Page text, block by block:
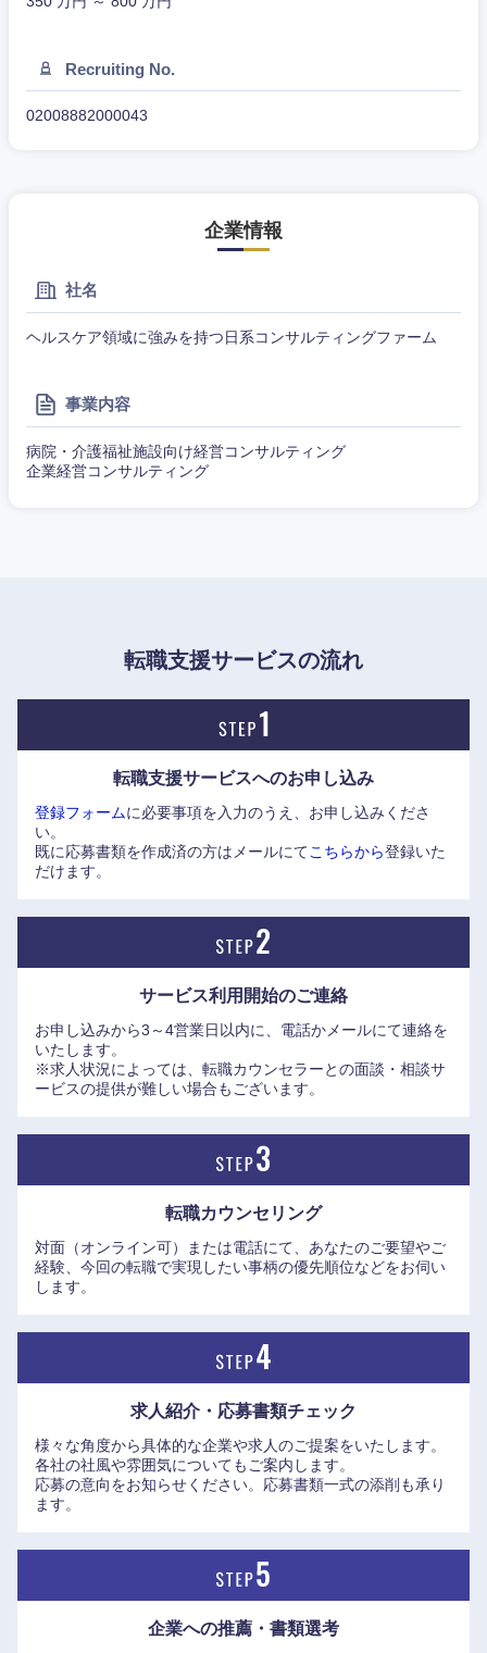
Recruiting No.
02008882000043
企業情報
社名
ヘルスケア領域に強みを持つ日系コンサルティングファーム
事業内容
病院・介護福祉施設向け経営コンサルティング
企業経営コンサルティング
転職支援サービスの流れ
転職支援サービスへのお申し込み
登録フォームに必要事項を入力のうえ、お申し込みくださ
い。
既に応募書類を作成済の方はメールにてこちらから登録いた
だけます。
サービス利用開始のご連絡
お申し込みから3～4営業日以内に、電話かメールにて連絡を
いたします。
※求人状況によっては、転職カウンセラーとの面談・相談サ
ービスの提供が難しい場合もございます。
転職カウンセリング
対面（オンライン可）または電話にて、あなたのご要望やご
経験、今回の転職で実現したい事柄の優先順位などをお伺い
します。
求人紹介・応募書類チェック
様々な角度から具体的な企業や求人のご提案をいたします。
各社の社風や雰囲気についてもご案内します。
応募の意向をお知らせください。応募書類一式の添削も承り
ます。
企業への推薦・書類選考
岐阜県
和歌山県